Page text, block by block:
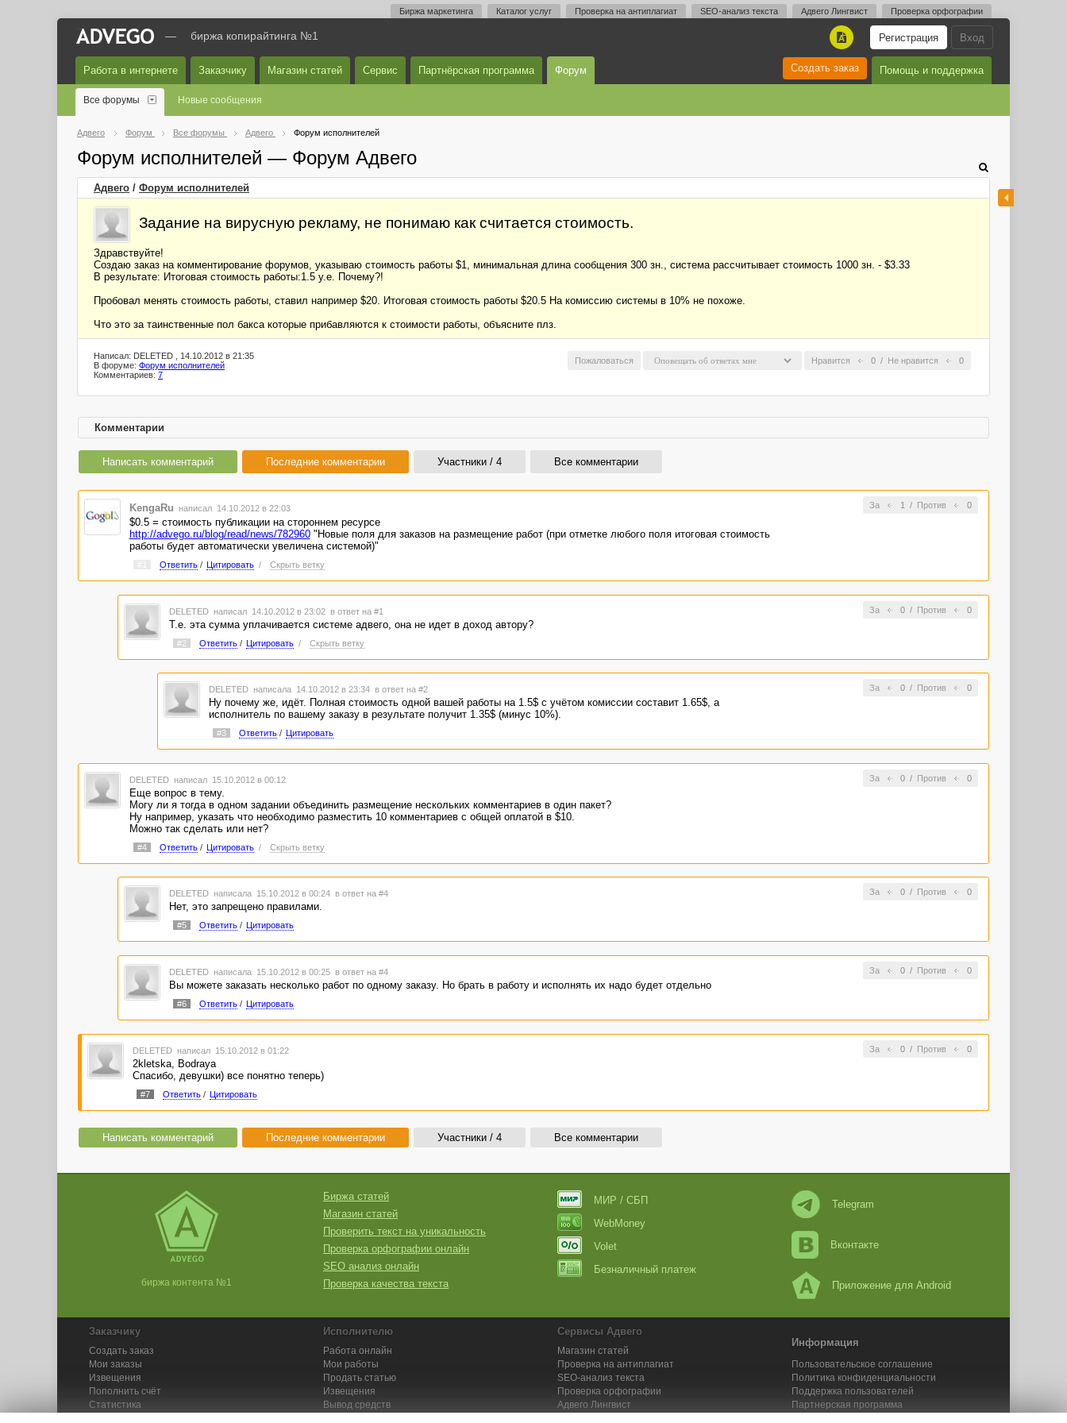
Биржа маркетинга Каталог услуг Проверка на антиплагиат SEO-анализ текста Адвего Лингвист Проверка орфографии
Вход
Регистрация
A
— биржа копирайтинга №1
Работа в интернете Заказчику Магазин статей Сервис Партнёрская программа Форум Помощь и поддержка
Создать заказ
Все форумы Новые сообщения
Адвего Форум Все форумы Адвего Форум исполнителей
Форум исполнителей — Форум Адвего
Адвего / Форум исполнителей
Задание на вирусную рекламу, не понимаю как считается стоимость.
Здравствуйте!
Создаю заказ на комментирование форумов, указываю стоимость работы $1, минимальная длина сообщения 300 зн., система рассчитывает стоимость 1000 зн. - $3.33
В результате: Итоговая стоимость работы:1.5 у.е. Почему?!
Пробовал менять стоимость работы, ставил например $20. Итоговая стоимость работы $20.5 На комиссию системы в 10% не похоже.
Что это за таинственные пол бакса которые прибавляются к стоимости работы, объясните плз.
Нравится 0 / Не нравится 0
Пожаловаться
Написал: DELETED , 14.10.2012 в 21:35
В форуме: Форум исполнителей
Комментариев: 7
Комментарии
Написать комментарий Последние комментарии Участники / 4 Все комментарии
За 1 / Против 0
KengaRu написал 14.10.2012 в 22:03
$0.5 = стоимость публикации на стороннем ресурсе
http://advego.ru/blog/read/news/782960"Новые поля для заказов на размещение работ (при отметке любого поля итоговая стоимость
работы будет автоматически увеличена системой)"
Ответить/ Цитировать / Скрыть ветку
За 0/ Против 0
DELETED написал 14.10.2012 в 23:02 в ответ на #1
Т.е. эта сумма уплачивается системе адвего, она не идет в доход автору?
#2 Ответить/ Цитировать / Скрыть ветку
За 0/ Против 0
DELETED написала 14.10.2012 в 23:34 в ответ на #2
Ну почему же, идёт. Полная стоимость одной вашей работы на 1.5$ с учётом комиссии составит 1.65$, а
исполнитель по вашему заказу в результате получит 1.35$ (минус 10%).
#3 Ответить/ Цитировать
За 0/ Против 0
DELETED написал 15.10.2012 в 00:12
Еще вопрос в тему.
Могу ли я тогда в одном задании объединить размещение нескольких комментариев в один пакет?
Ну например, указать что необходимо разместить 10 комментариев с общей оплатой в $10.
Можно так сделать или нет?
#4 Ответить/ Цитировать / Скрыть ветку
За 0/ Против 0
DELETED написала 15.10.2012 в 00:24 в ответ на #4
Нет, это запрещено правилами.
#5 Ответить/ Цитировать
За 0/ Против 0
DELETED написала 15.10.2012 в 00:25 в ответ на #4
Вы можете заказать несколько работ по одному заказу. Но брать в работу и исполнять их надо будет отдельно
#6 Ответить/ Цитировать
За 0/ Против 0
DELETED написал 15.10.2012 в 01:22
2kletska, Bodraya
Спасибо, девушки) все понятно теперь)
#7 Ответить/ Цитировать
Написать комментарий Последние комментарии Участники / 4 Все комментарии
биржа контента №1
Биржа статей
Магазин статей
Проверить текст на уникальность
Проверка орфографии онлайн
SEO анализ онлайн
Проверка качества текста
МИР / СБП
WebMoney
Volet
Безналичный платеж
Telegram
Вконтакте
Приложение для Android
Заказчику
Создать заказ
Мои заказы
Извещения
Пополнить счёт
Статистика
Исполнителю
Работа онлайн
Мои работы
Продать статью
Извещения
Вывод средств
Сервисы Адвего
Магазин статей
Проверка на антиплагиат
SEO-анализ текста
Проверка орфографии
Адвего Лингвист
Информация
Пользовательское соглашение
Политика конфиденциальности
Поддержка пользователей
Партнерская программа